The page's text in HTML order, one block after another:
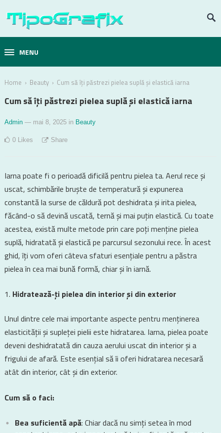
MENU
Home › Beauty › Cum să îți păstrezi pielea suplă și elastică iarna
Cum să îți păstrezi pielea suplă și elastică iarna
Admin — mai 8, 2025 in Beauty
0 Likes Share
Iarna poate fi o perioadă dificilă pentru pielea ta. Aerul rece și
uscat, schimbările bruște de temperatură și expunerea
constantă la surse de căldură pot deshidrata și irita pielea,
făcând-o să devină uscată, ternă și mai puțin elastică. Cu toate
acestea, există multe metode prin care poți menține pielea
suplă, hidratată și elastică pe parcursul sezonului rece. În acest
ghid, îți vom oferi câteva sfaturi esențiale pentru a păstra
pielea în cea mai bună formă, chiar și în iarnă.
Hidratează-ți pielea din interior și din exterior
Unul dintre cele mai importante aspecte pentru menținerea
elasticității și supleței pielii este hidratarea. Iarna, pielea poate
deveni deshidratată din cauza aerului uscat din interior și a
frigului de afară. Este esențial să îi oferi hidratarea necesară
atât din interior, cât și din exterior.
Cum să o faci:
Bea suficientă apă: Chiar dacă nu simți setea în mod